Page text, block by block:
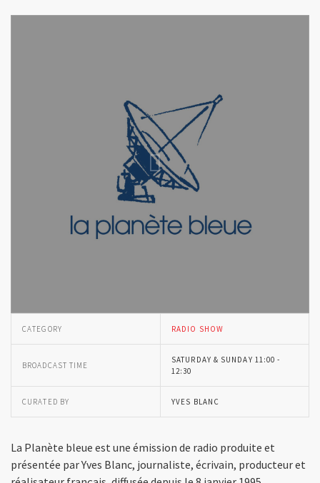
CATEGORY RADIO SHOW
BROADCAST TIME
SATURDAY & SUNDAY 11:00 -
12:30
CURATED BY YVES BLANC
La Planète bleue est une émission de radio produite et
présentée par Yves Blanc, journaliste, écrivain, producteur et